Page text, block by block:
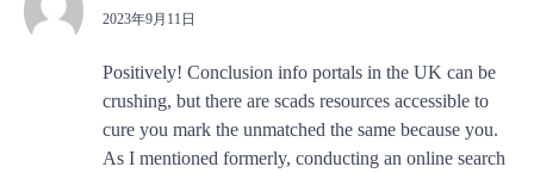
2023年9月11日
Positively! Conclusion info portals in the UK can be
crushing, but there are scads resources accessible to
cure you mark the unmatched the same because you.
As I mentioned formerly, conducting an online search